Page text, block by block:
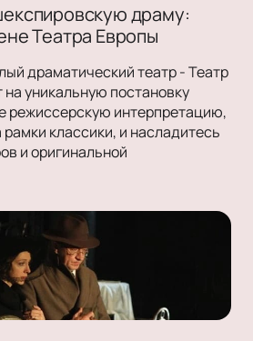
драму:
Театра Европы
драматический театр - Театр
уникальную постановку
режиссерскую интерпретацию,
классики, и насладитесь
и оригинальной